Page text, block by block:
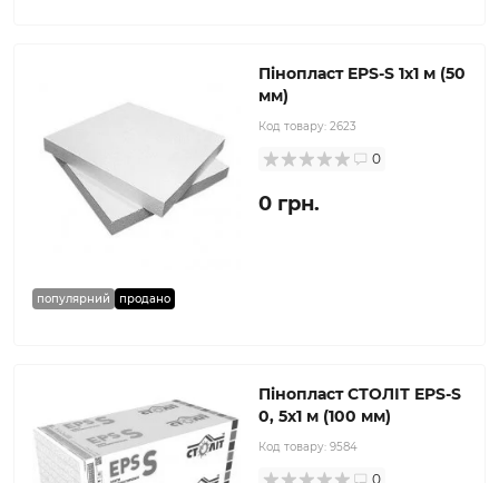
популярний продано
Пінопласт EPS-S 1x1 м (50
мм)
Код товару: 2623
0
0 грн.
Пінопласт СТОЛІТ EPS-S
0, 5х1 м (100 мм)
Код товару: 9584
0